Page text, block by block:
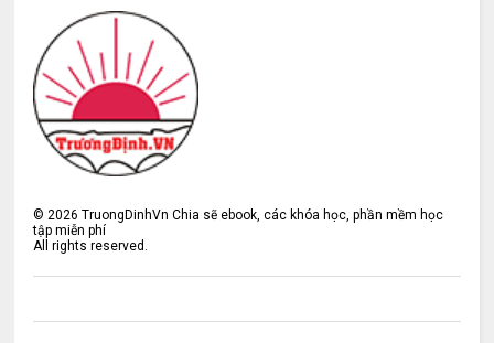
©2026 TruongDinhVn Chia sẽ ebook, các khóa học, phần mềm học
tập miễn phí
All rights reserved.